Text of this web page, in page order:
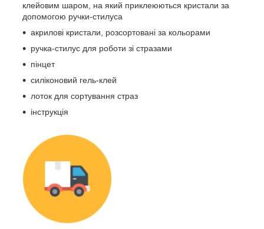
клейовим шаром, на який приклеюються кристали за
допомогою ручки-стилуса
акрилові кристали, розсортовані за кольорами
ручка-стилус для роботи зі стразами
пінцет
силіконовий гель-клей
лоток для сортування страз
інструкція